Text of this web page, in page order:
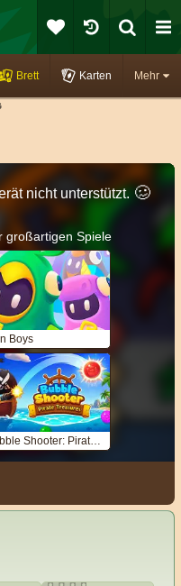
Mehr
Brett Karten
nicht unterstützt. 🥴️
großartigen Spiele
Boys
Bubble Shooter: Pirate Treasures